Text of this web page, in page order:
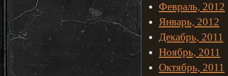
Февраль, 2012
Январь, 2012
Декабрь, 2011
Ноябрь, 2011
Октябрь, 2011